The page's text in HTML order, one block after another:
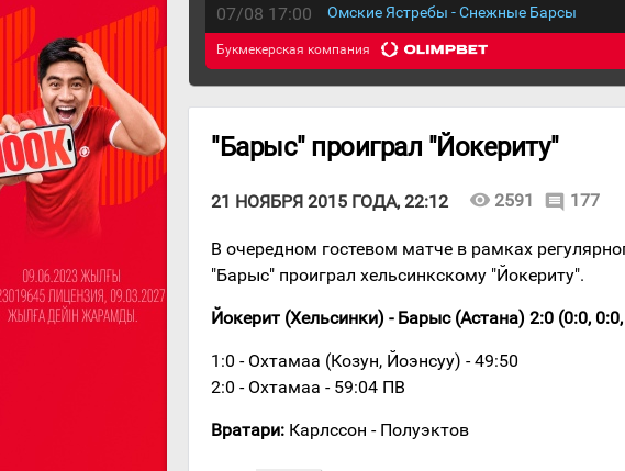
07/08 17:00 Омские Ястребы - Снежные Барсы
Букмекерская компания
"Барыс" проиграл "Йокериту"
21 НОЯБРЯ 2015 ГОДА, 22:12 visibility 2591 comment 177
В очередном гостевом матче в рамках
"Барыс" проиграл хельсинкскому "Йокериту".
Йокерит (Хельсинки) - Барыс (Астана) 2:0 (0:0,
1:0 - Охтамаа (Козун, Йоэнсуу) - 49:50
2:0 - Охтамаа - 59:04 ПВ
Вратари: Карлссон - Полуэктов